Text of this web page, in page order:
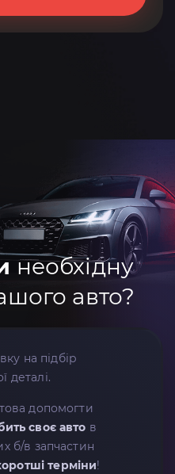
необхідну
авто?
на підбір
деталі.
допомогти
своє авто в
б/в запчастин
терміни!